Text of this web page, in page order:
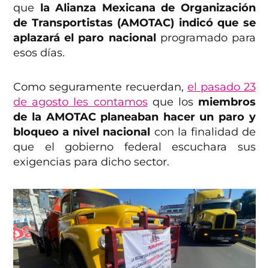
que la Alianza Mexicana de Organización
de Transportistas (AMOTAC) indicó que se
aplazará el paro nacionalprogramado para
esos días.
Como seguramente recuerdan, el pasado 23
de agosto les contamosque los miembros
de la AMOTAC planeaban hacer un paro y
bloqueo a nivel nacional con la finalidad de
que el gobierno federal escuchara sus
exigencias para dicho sector.